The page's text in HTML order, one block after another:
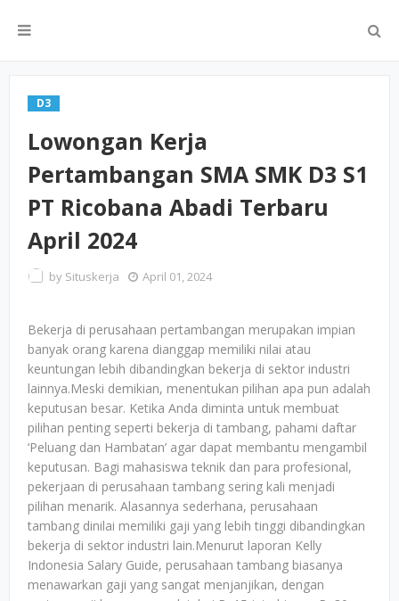
D3
Lowongan Kerja
Pertambangan SMA SMK D3 S1
PT Ricobana Abadi Terbaru
April 2024
by Situskerja April 01, 2024
Bekerja di perusahaan pertambangan merupakan impian
banyak orang karena dianggap memiliki nilai atau
keuntungan lebih dibandingkan bekerja di sektor industri
lainnya.Meski demikian, menentukan pilihan apa pun adalah
keputusan besar. Ketika Anda diminta untuk membuat
pilihan penting seperti bekerja di tambang, pahami daftar
‘Peluang dan Hambatan’ agar dapat membantu mengambil
keputusan. Bagi mahasiswa teknik dan para profesional,
pekerjaan di perusahaan tambang sering kali menjadi
pilihan menarik. Alasannya sederhana, perusahaan
tambang dinilai memiliki gaji yang lebih tinggi dibandingkan
bekerja di sektor industri lain.Menurut laporan Kelly
Indonesia Salary Guide, perusahaan tambang biasanya
menawarkan gaji yang sangat menjanjikan, dengan